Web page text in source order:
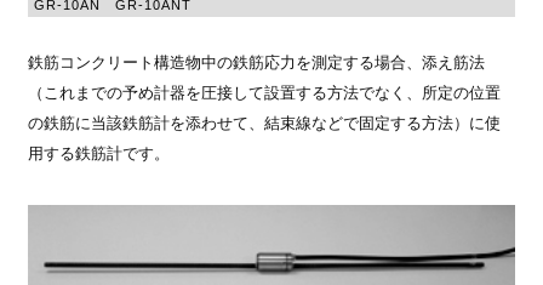
GR-10AN GR-10ANT
鉄筋コンクリート構造物中の鉄筋応力を測定する場合、添え筋法
（これまでの予め計器を圧接して設置する方法でなく、所定の位置
の鉄筋に当該鉄筋計を添わせて、結束線などで固定する方法）に使
用する鉄筋計です。